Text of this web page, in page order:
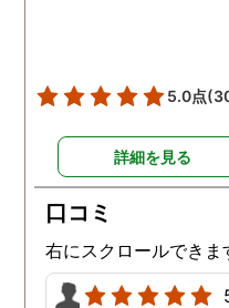
5.0点
詳細を見る
口コミ
右にスクロールでき